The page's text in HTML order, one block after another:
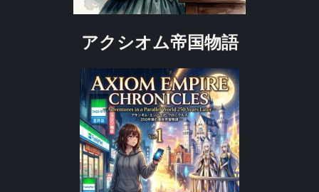
アクシオム帝国物語